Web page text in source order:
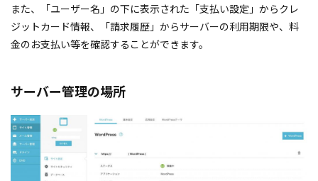
また、「ユーザー名」の下に表示された「支払い設定」からクレ
ジットカード情報、「請求履歴」からサーバーの利用期限や、料
金のお支払い等を確認することができます。
サーバー管理の場所